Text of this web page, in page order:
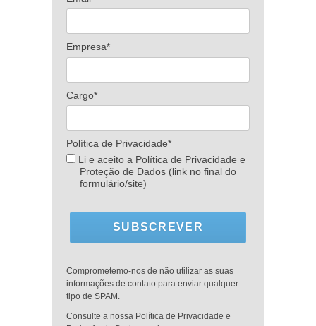
Empresa*
Cargo*
Política de Privacidade*
Li e aceito a Política de Privacidade e
Proteção de Dados (link no final do
formulário/site)
SUBSCREVER
Comprometemo-nos de não utilizar as suas
informações de contato para enviar qualquer
tipo de SPAM.
Consulte a nossa Política de Privacidade e